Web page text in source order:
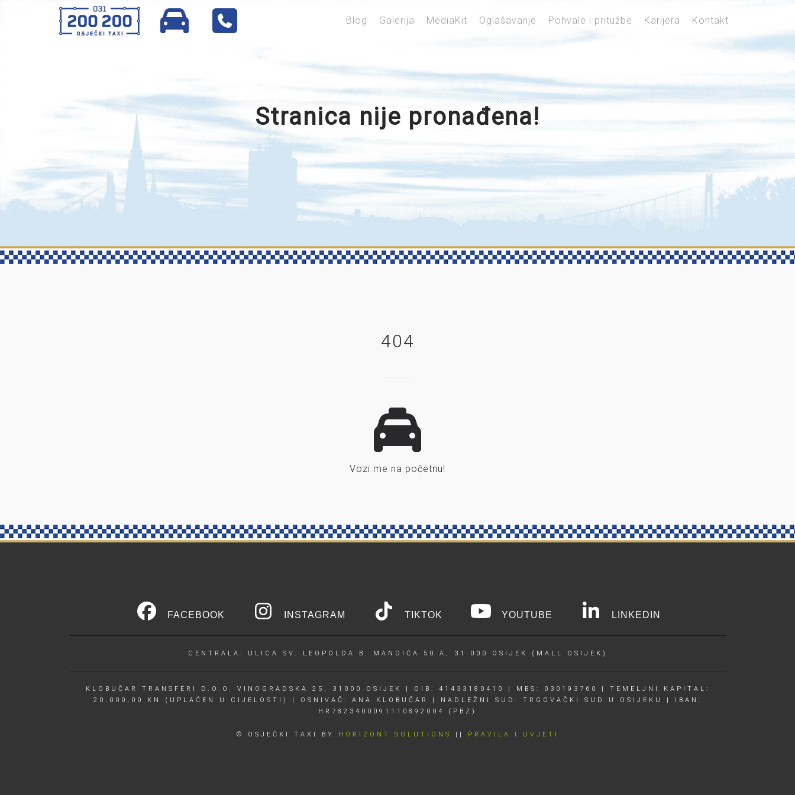
Blog Galerija MediaKit Oglašavanje Pohvale i pritužbe Karijera Kontakt
Stranica nije pronađena!
404
Vozi me na početnu!
FACEBOOK INSTAGRAM TIKTOK YOUTUBE LINKEDIN
CENTRALA: ULICA SV. LEOPOLDA B. MANDIĆA 50 A, 31 000 OSIJEK (MALL OSIJEK)
KLOBUČAR TRANSFERI D.O.O. VINOGRADSKA 25, 31000 OSIJEK | OIB: 41433180410 | MBS: 030193760 | TEMELJNI KAPITAL:
20.000,00 KN (UPLAĆEN U CIJELOSTI) | OSNIVAČ: ANA KLOBUČAR | NADLEŽNI SUD: TRGOVAČKI SUD U OSIJEKU | IBAN:
HR7823400091110892004 (PBZ)
© OSJEČKI TAXI BY HORIZONT SOLUTIONS || PRAVILA I UVJETI